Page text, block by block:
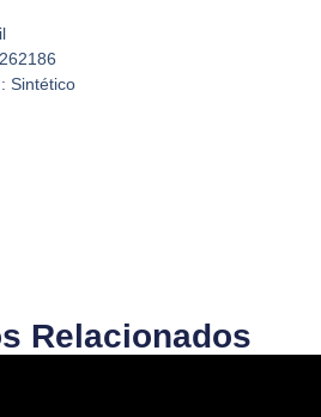
Sintético
Relacionados